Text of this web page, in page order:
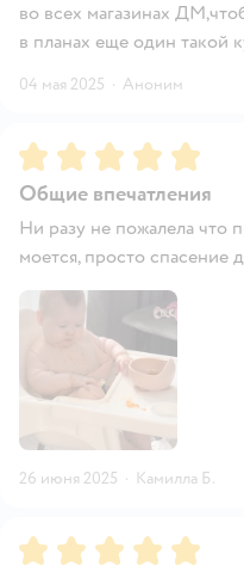
во всех магазинах
в планах еще один такой
04 мая 2025 · Аноним
Рейтинг:5
Общие впечатления
Ни разу не пожалела что
моется, просто спасение
26 июня 2025 · Камилла Б.
Рейтинг:5